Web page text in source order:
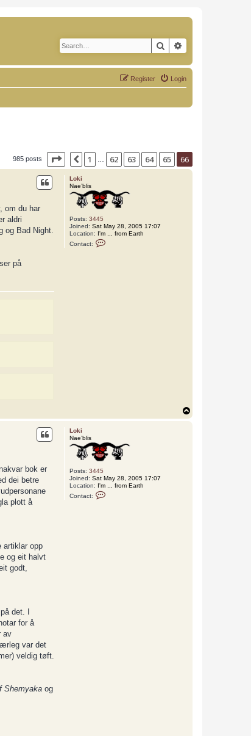
Search
Login
Register
985 posts Page 66 of 66
Previous
1 62 63 64 65 66
Loki
Nae’blis
Posts: 3445
Joined: Sat May 28, 2005 17:07
Location: I'm ... from Earth
Contact:
om du har
aldri
og Bad Night.
på
o
Loki
Nae’blis
Posts: 3445
Joined: Sat May 28, 2005 17:07
Location: I'm ... from Earth
Contact:
bok er
dei betre
plott å
artiklar opp
og eit halvt
godt,
det. I
for å
av
var det
veldig tøft.
Shemyaka og